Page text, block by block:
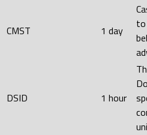
CMST 1 day
DSID 1 hour